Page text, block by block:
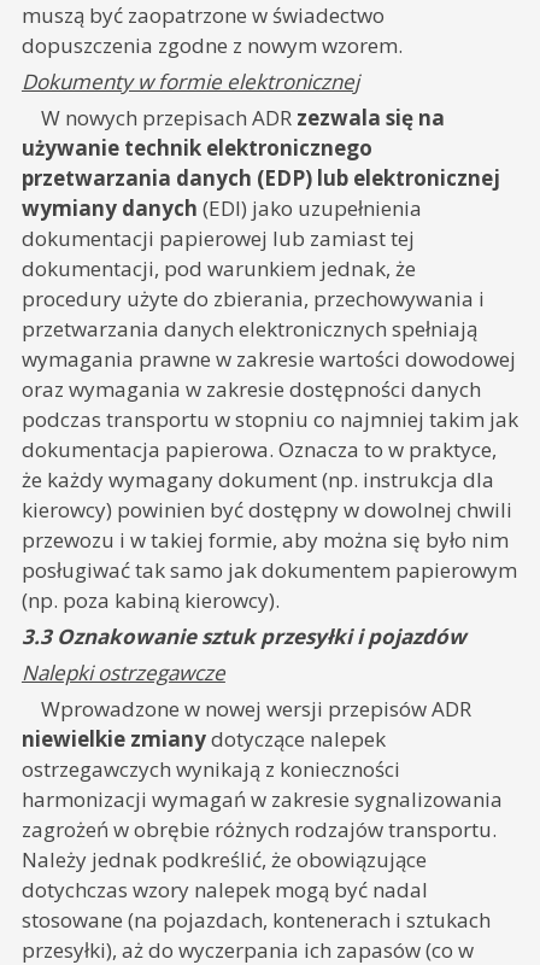
muszą być zaopatrzone w świadectwo
dopuszczenia zgodne z nowym wzorem.
Dokumenty w formie elektronicznej
W nowych przepisach ADR zezwala się na
używanie technik elektronicznego
przetwarzania danych (EDP) lub elektronicznej
wymiany danych (EDI) jako uzupełnienia
dokumentacji papierowej lub zamiast tej
dokumentacji, pod warunkiem jednak, że
procedury użyte do zbierania, przechowywania i
przetwarzania danych elektronicznych spełniają
wymagania prawne w zakresie wartości dowodowej
oraz wymagania w zakresie dostępności danych
podczas transportu w stopniu co najmniej takim jak
dokumentacja papierowa. Oznacza to w praktyce,
że każdy wymagany dokument (np. instrukcja dla
kierowcy) powinien być dostępny w dowolnej chwili
przewozu i w takiej formie, aby można się było nim
posługiwać tak samo jak dokumentem papierowym
(np. poza kabiną kierowcy).
3.3 Oznakowanie sztuk przesyłki i pojazdów
Nalepki ostrzegawcze
Wprowadzone w nowej wersji przepisów ADR
niewielkie zmianydotyczące nalepek
ostrzegawczych wynikają z konieczności
harmonizacji wymagań w zakresie sygnalizowania
zagrożeń w obrębie różnych rodzajów transportu.
Należy jednak podkreślić, że obowiązujące
dotychczas wzory nalepek mogą być nadal
stosowane (na pojazdach, kontenerach i sztukach
przesyłki), aż do wyczerpania ich zapasów (co w